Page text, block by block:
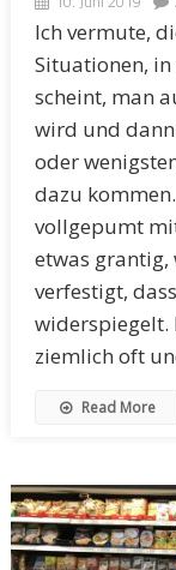
Ich vermute,
Situationen, in
scheint, man
wird und
oder
dazu
vollgepumt
etwas grantig,
verfestigt,
widerspiegelt.
ziemlich oft
Read More